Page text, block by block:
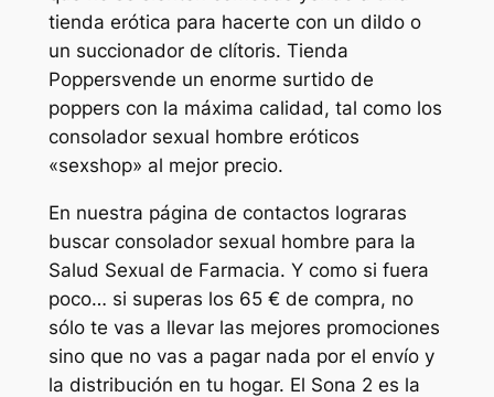
tienda erótica para hacerte con un dildo o
un succionador de clítoris. Tienda
Poppersvende un enorme surtido de
poppers con la máxima calidad, tal como los
consolador sexual hombre eróticos
«sexshop» al mejor precio.
En nuestra página de contactos lograras
buscar consolador sexual hombre para la
Salud Sexual de Farmacia. Y como si fuera
poco… si superas los 65 € de compra, no
sólo te vas a llevar las mejores promociones
sino que no vas a pagar nada por el envío y
la distribución en tu hogar. El Sona 2 es la